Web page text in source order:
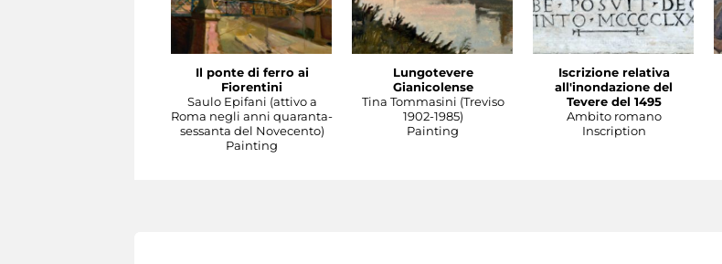
Il ponte di ferro ai
Fiorentini
Saulo Epifani (attivo a
Roma negli anni quaranta-
sessanta del Novecento)
Painting
Lungotevere
Gianicolense
Tina Tommasini (Treviso
1902-1985)
Painting
Iscrizione relativa
all'inondazione del
Tevere del 1495
Ambito romano
Inscription